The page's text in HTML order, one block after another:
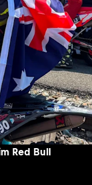
Red Bull